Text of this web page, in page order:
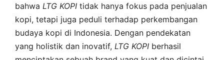
bahwa LTG KOPI tidak hanya fokus pada penjualan
kopi, tetapi juga peduli terhadap perkembangan
budaya kopi di Indonesia. Dengan pendekatan
yang holistik dan inovatif, LTG KOPI berhasil